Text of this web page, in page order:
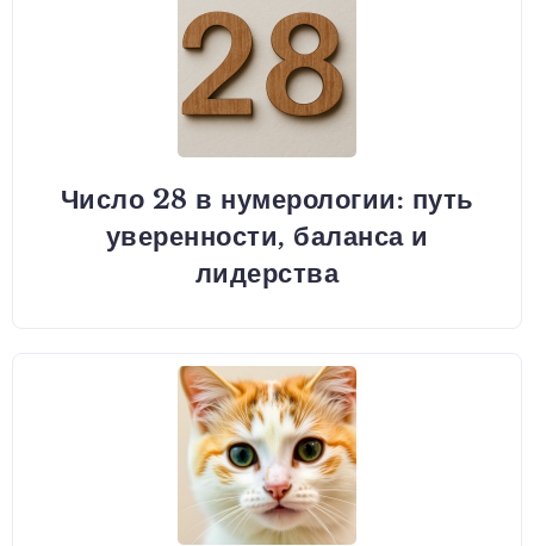
Число 28 в нумерологии: путь
уверенности, баланса и
лидерства